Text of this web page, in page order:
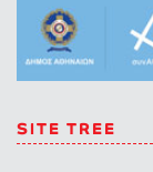
SITE TREE